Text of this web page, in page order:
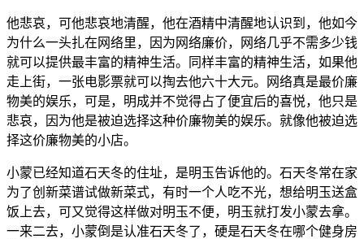
他悲哀，可他悲哀地清醒，他在酒精中清醒地认识到，他如今
为什么一头扎在网络里，因为网络廉价，网络几乎不需多少钱
就可以提供最丰富的精神生活。同样丰富的精神生活，如果他
走上街，一张电影票就可以掏去他六十大元。网络真是最价廉
物美的娱乐，可是，明成并不觉得占了便宜后的喜悦，他只是
悲哀，因为他是被迫选择这种价廉物美的娱乐。就像他被迫选
择这价廉物美的小店。
小蒙已经知道石天冬的住址，是明玉告诉他的。石天冬常在家
为了创新菜谱试做新菜式，有时一个人吃不光，想给明玉送盒
饭上去，可又觉得这样做对明玉不便，明玉就打发小蒙去拿。
一来二去，小蒙倒是认准石天冬了，硬是石天冬在哪个健身房